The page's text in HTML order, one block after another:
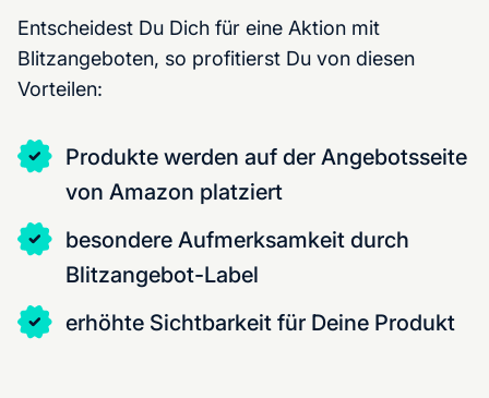
Entscheidest Du Dich für eine Aktion mit
Blitzangeboten, so profitierst Du von diesen
Vorteilen:
Produkte werden auf der Angebotsseite
von Amazon platziert
besondere Aufmerksamkeit durch
Blitzangebot-Label
erhöhte Sichtbarkeit für Deine Produkt